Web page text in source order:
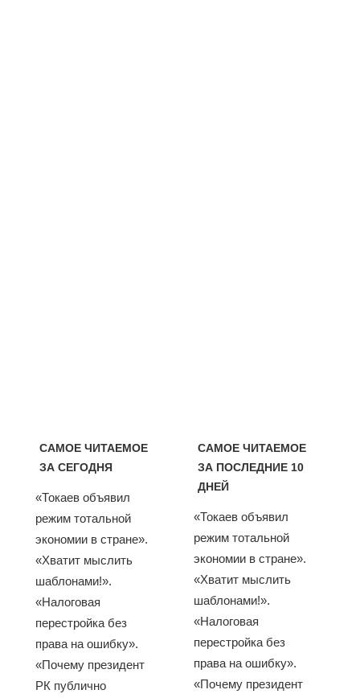
САМОЕ ЧИТАЕМОЕ
ЗА СЕГОДНЯ
«Токаев объявил
режим тотальной
экономии в стране».
«Хватит мыслить
шаблонами!».
«Налоговая
перестройка без
права на ошибку».
«Почему президент
РК публично
САМОЕ ЧИТАЕМОЕ
ЗА ПОСЛЕДНИЕ 10
ДНЕЙ
«Токаев объявил
режим тотальной
экономии в стране».
«Хватит мыслить
шаблонами!».
«Налоговая
перестройка без
права на ошибку».
«Почему президент